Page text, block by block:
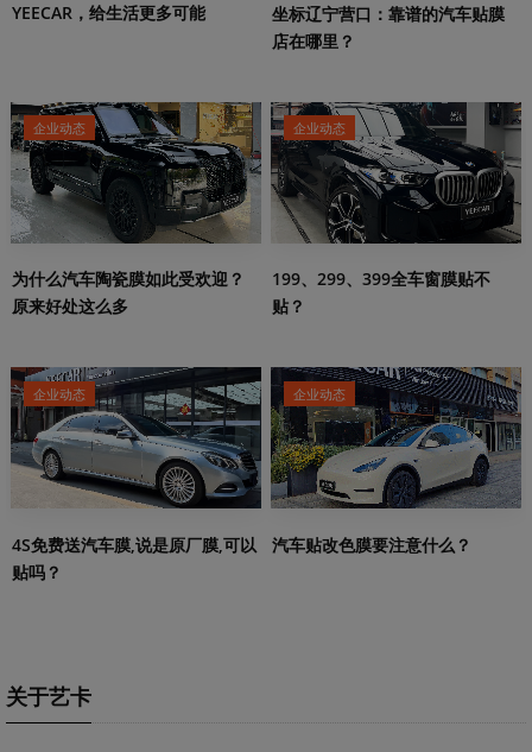
YEECAR，给生活更多可能
坐标辽宁营口：靠谱的汽车贴膜
店在哪里？
企业动态
为什么汽车陶瓷膜如此受欢迎？
原来好处这么多
企业动态
199、299、399全车窗膜贴不
贴？
企业动态
4S免费送汽车膜,说是原厂膜,可以
贴吗？
企业动态
汽车贴改色膜要注意什么？
关于艺卡